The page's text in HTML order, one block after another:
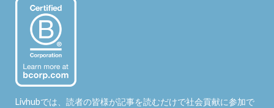
Livhubでは、読者の皆様が記事を読むだけで社会貢献に参加で